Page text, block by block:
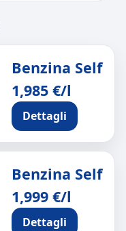
Benzina Self
1,985 €/l
Dettagli
Benzina Self
1,999 €/l
Dettagli